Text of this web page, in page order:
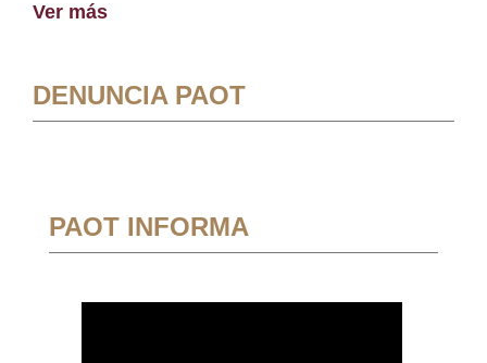
Ver más
DENUNCIA PAOT
PAOT INFORMA